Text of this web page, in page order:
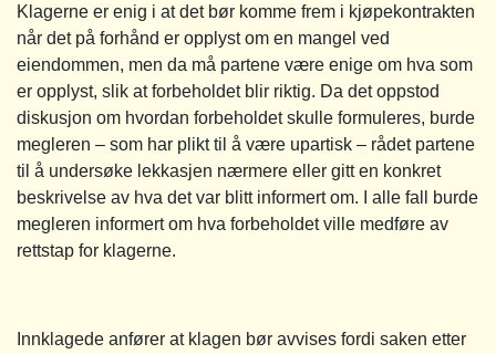
Klagerne er enig i at det bør komme frem i kjøpekontrakten
når det på forhånd er opplyst om en mangel ved
eiendommen, men da må partene være enige om hva som
er opplyst, slik at forbeholdet blir riktig. Da det oppstod
diskusjon om hvordan forbeholdet skulle formuleres, burde
megleren – som har plikt til å være upartisk – rådet partene
til å undersøke lekkasjen nærmere eller gitt en konkret
beskrivelse av hva det var blitt informert om. I alle fall burde
megleren informert om hva forbeholdet ville medføre av
rettstap for klagerne.
Innklagede anfører at klagen bør avvises fordi saken etter